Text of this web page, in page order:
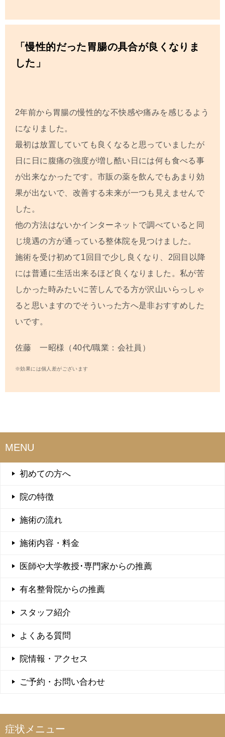
「慢性的だった胃腸の具合が良くなりま
した」
2年前から胃腸の慢性的な不快感や痛みを感じるよう
になりました。
最初は放置していても良くなると思っていましたが
日に日に腹痛の強度が増し酷い日には何も食べる事
が出来なかったです。市販の薬を飲んでもあまり効
果が出ないで、改善する未来が一つも見えませんで
した。
他の方法はないかインターネットで調べていると同
じ境遇の方が通っている整体院を見つけました。
施術を受け初めて1 回目で少し良くなり、 2回目以降
には普通に生活出来るほど良くなりました。私が苦
しかった時みたいに苦しんでる方が沢山いらっしゃ
ると思いますのでそういった方へ是非おすすめした
いです。
佐藤 一昭様（40代/職業：会社員）
※効果には個人差がございます
MENU
初めての方へ
院の特徴
施術の流れ
施術内容・料金
医師や大学教授･専門家からの推薦
有名整骨院からの推薦
スタッフ紹介
よくある質問
院情報・アクセス
ご予約・お問い合わせ
症状メニュー